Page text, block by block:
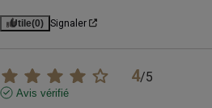
Utile(0) Signaler
4/5
Avis vérifié